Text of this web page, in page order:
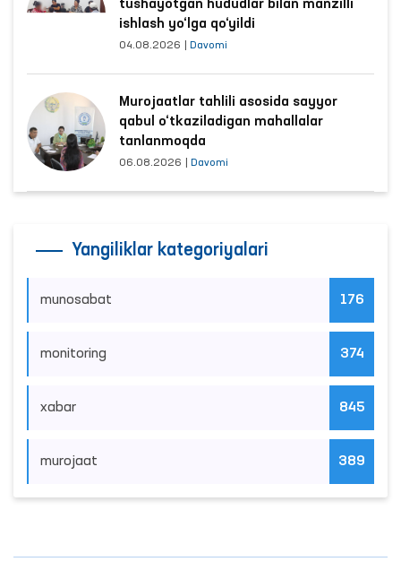
tushayotgan hududlar bilan manzilli
ishlash yo‘lga qo‘yildi
04.08.2026 Davomi
Murojaatlar tahlili asosida sayyor
qabul o‘tkaziladigan mahallalar
tanlanmoqda
06.08.2026 Davomi
Yangiliklar kategoriyalari
munosabat 176
monitoring 374
xabar 845
murojaat 389